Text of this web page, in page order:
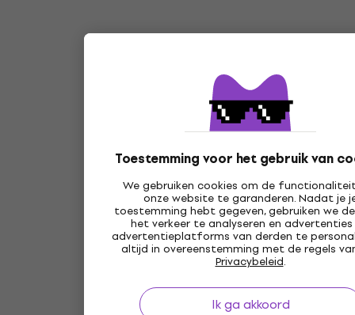
Toestemming voor het gebruik van
We gebruiken cookies om de
onze website te garanderen. Nadat je
toestemming hebt gegeven, gebruiken we
het verkeer te analyseren en
advertentieplatforms van derden te
altijd in overeenstemming met de regels
Privacybeleid.
Ik ga akkoord